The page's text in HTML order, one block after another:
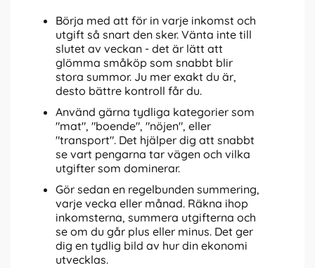
Börja med att för in varje inkomst och
utgift så snart den sker. Vänta inte till
slutet av veckan - det är lätt att
glömma småköp som snabbt blir
stora summor. Ju mer exakt du är,
desto bättre kontroll får du.
Använd gärna tydliga kategorier som
"mat", "boende", "nöjen", eller
"transport". Det hjälper dig att snabbt
se vart pengarna tar vägen och vilka
utgifter som dominerar.
Gör sedan en regelbunden summering,
varje vecka eller månad. Räkna ihop
inkomsterna, summera utgifterna och
se om du går plus eller minus. Det ger
dig en tydlig bild av hur din ekonomi
utvecklas.